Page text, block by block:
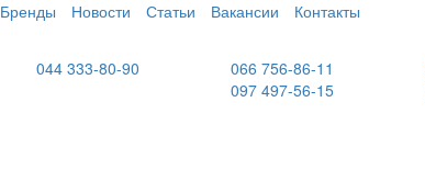
Бренды Новости Статьи Вакансии Контакты
044 333-80-90
066 756-86-11
097 497-56-15